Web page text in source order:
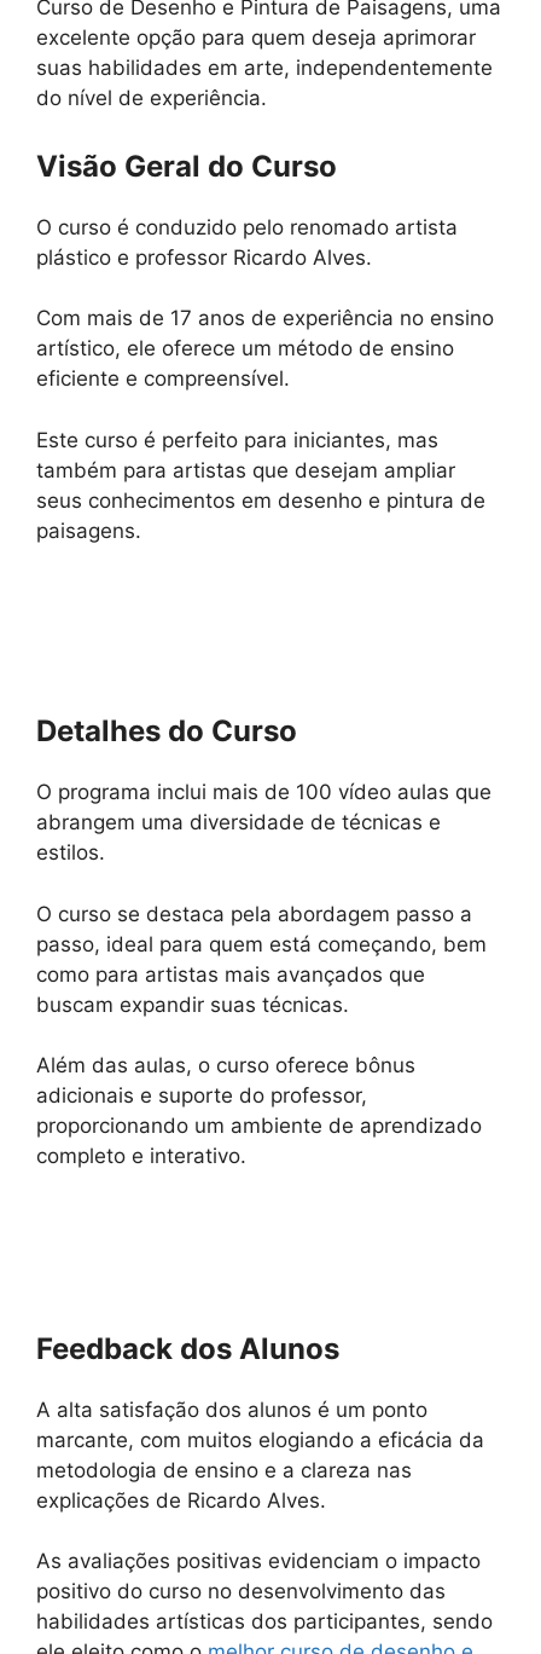
Curso de Desenho e Pintura de Paisagens, uma
excelente opção para quem deseja aprimorar
suas habilidades em arte, independentemente
do nível de experiência.
Visão Geral do Curso
O curso é conduzido pelo renomado artista
plástico e professor Ricardo Alves.
Com mais de 17 anos de experiência no ensino
artístico, ele oferece um método de ensino
eficiente e compreensível.
Este curso é perfeito para iniciantes, mas
também para artistas que desejam ampliar
seus conhecimentos em desenho e pintura de
paisagens.
Detalhes do Curso
O programa inclui mais de 100 vídeo aulas que
abrangem uma diversidade de técnicas e
estilos.
O curso se destaca pela abordagem passo a
passo, ideal para quem está começando, bem
como para artistas mais avançados que
buscam expandir suas técnicas.
Além das aulas, o curso oferece bônus
adicionais e suporte do professor,
proporcionando um ambiente de aprendizado
completo e interativo.
Feedback dos Alunos
A alta satisfação dos alunos é um ponto
marcante, com muitos elogiando a eficácia da
metodologia de ensino e a clareza nas
explicações de Ricardo Alves.
As avaliações positivas evidenciam o impacto
positivo do curso no desenvolvimento das
habilidades artísticas dos participantes, sendo